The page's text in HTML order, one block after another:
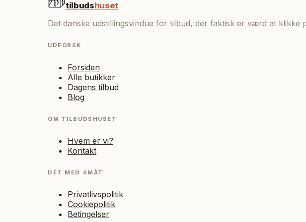
tilbudshuset
Det danske udstillingsvindue for tilbud, der faktisk er værd at
UDFORSK
Forsiden
Alle butikker
Dagens tilbud
Blog
OM TILBUDSHUSET
Hvem er vi?
Kontakt
DET MED SMÅT
Privatlivspolitik
Cookiepolitik
Betingelser